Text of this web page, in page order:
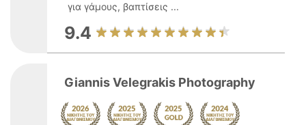
για γάμους, βαπτίσεις ...
9.4
Giannis Velegrakis Photography